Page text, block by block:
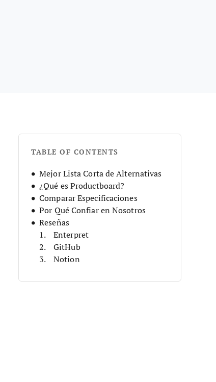
TABLE OF CONTENTS
Mejor Lista Corta de Alternativas
¿Qué es Productboard?
Comparar Especificaciones
Por Qué Confiar en Nosotros
Reseñas
Enterpret
GitHub
Notion
LaunchNotes